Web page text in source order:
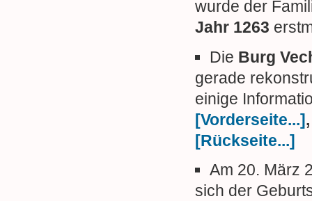
wurde der
Jahr 1263
Die Burg
gerade
einige
[Vorderseite...],
[Rückseite...]
Am 20. März
sich der